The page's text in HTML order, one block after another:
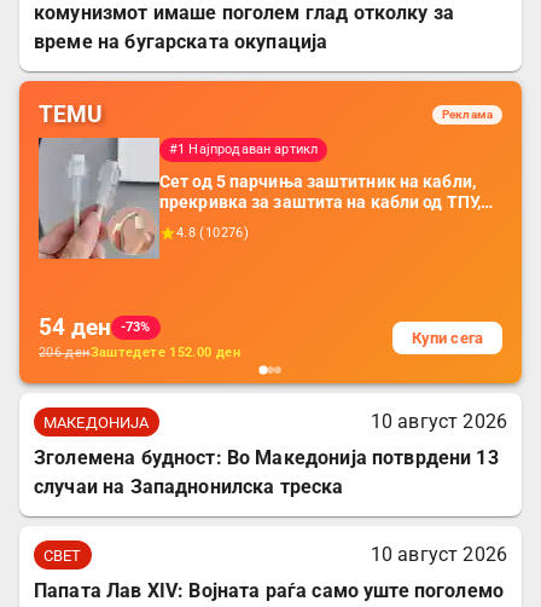
комунизмот имаше поголем глад отколку за
време на бугарската окупација
TEMU Реклама
#1 Најпродаван артикл
Сет од 5 парчиња заштитник на кабли,
прекривка за заштита на кабли од ТПУ,
додатоци за заштита на кабли, без
батерија, за мобилни телефони, комплет
4.8 ( 10276)
54 ден
-73%
206денЗаштедете 152.00 ден
Купи сега
МАКЕДОНИЈА
10 август 2026
Зголемена будност: Во Македонија потврдени 13
случаи на Западнонилска треска
СВЕТ
10 август 2026
Папата Лав XIV: Војната раѓа само уште поголемо